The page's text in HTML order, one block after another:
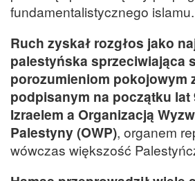
fundamentalistycznego islamu.
Ruch zyskał rozgłos jako
palestyńska sprzeciwiająca
porozumieniom pokojowym
podpisanym na początku lat
Izraelem a Organizacją
Palestyny (OWP), organem
wówczas większość